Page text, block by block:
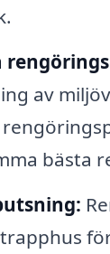
av
bästa